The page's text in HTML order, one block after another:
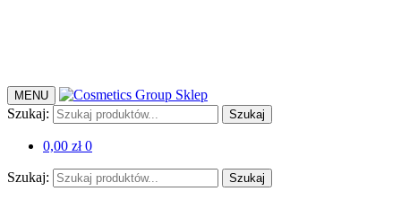
MENU
Szukaj: Szukaj
0,00 zł 0
Szukaj: Szukaj